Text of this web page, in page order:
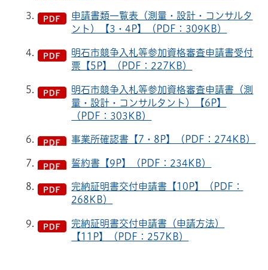
申請書類一覧表（測量・設計・コンサルタ
ント）【3・4P】（PDF：309KB）
明石市競争入札等参加資格審査申請書受付
票【5P】（PDF：227KB）
明石市競争入札等参加資格審査申請書（測
量・設計・コンサルタント）【6P】
（PDF：303KB）
事業所確認書【7・8P】（PDF：274KB）
誓約書【9P】（PDF：234KB）
完納証明書交付申請書【10P】（PDF：
268KB）
完納証明書交付申請書（申請方法）
【11P】（PDF：257KB）